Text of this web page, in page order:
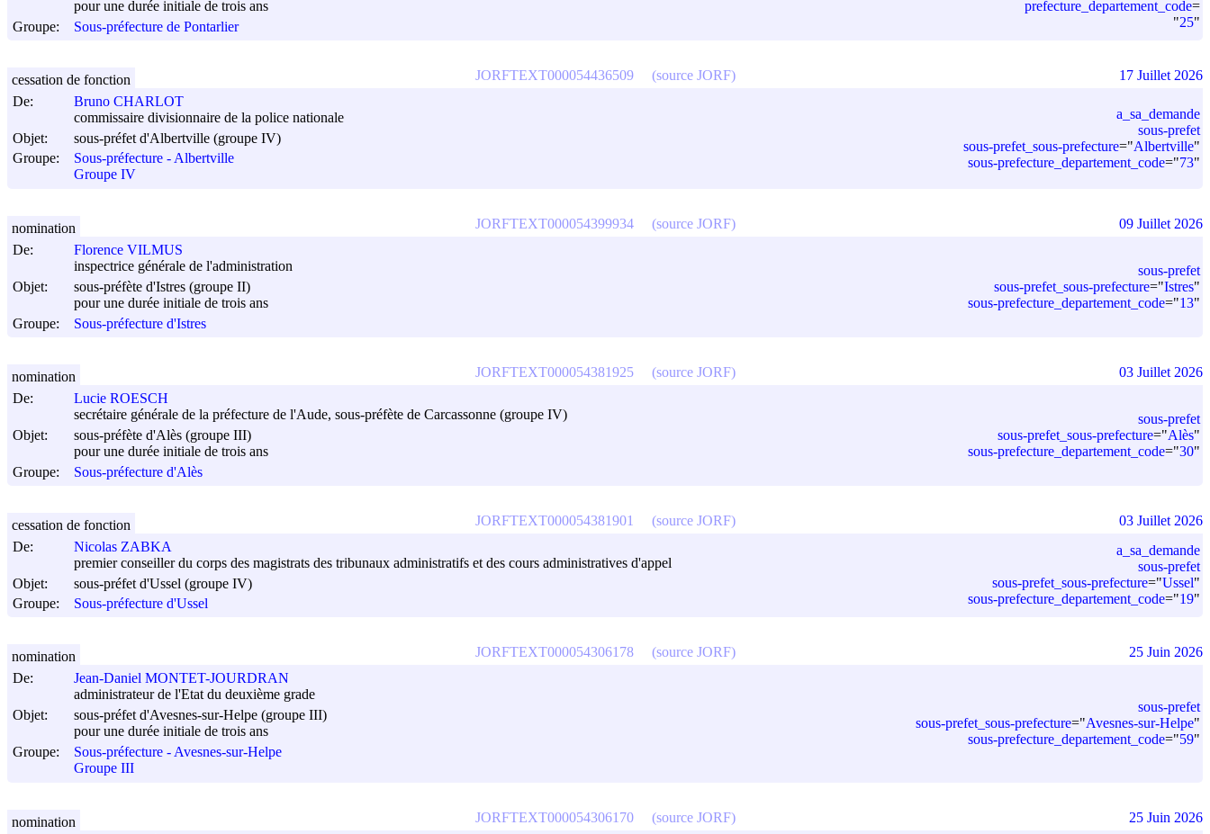
pour une durée initiale de trois ans
Groupe:
Sous-préfecture de Pontarlier
prefecture_departement_code=
"25"
De:
Bruno CHARLOT
commissaire divisionnaire de la police nationale
Objet:
sous-préfet d'Albertville (groupe IV)
Groupe:
Sous-préfecture - Albertville
Groupe IV
a_sa_demande
sous-prefet
sous-prefet_sous-prefecture="Albertville"
sous-prefecture_departement_code="73"
JORFTEXT000054436509 (source JORF)
cessation de fonction 17 Juillet 2026
De:
Florence VILMUS
inspectrice générale de l'administration
Objet:
sous-préfète d'Istres (groupe II)
pour une durée initiale de trois ans
Groupe:
Sous-préfecture d'Istres
sous-prefet
sous-prefet_sous-prefecture="Istres"
sous-prefecture_departement_code="13"
JORFTEXT000054399934 (source JORF)
nomination 09 Juillet 2026
De:
Lucie ROESCH
secrétaire générale de la préfecture de l'Aude, sous-préfète de Carcassonne (groupe IV)
Objet:
sous-préfète d'Alès (groupe III)
pour une durée initiale de trois ans
Groupe:
Sous-préfecture d'Alès
sous-prefet
sous-prefet_sous-prefecture="Alès"
sous-prefecture_departement_code="30"
JORFTEXT000054381925 (source JORF)
nomination 03 Juillet 2026
De:
Nicolas ZABKA
premier conseiller du corps des magistrats des tribunaux administratifs et des cours administratives d'appel
Objet:
sous-préfet d'Ussel (groupe IV)
Groupe:
Sous-préfecture d'Ussel
a_sa_demande
sous-prefet
sous-prefet_sous-prefecture="Ussel"
sous-prefecture_departement_code="19"
JORFTEXT000054381901 (source JORF)
cessation de fonction 03 Juillet 2026
De:
Jean-Daniel MONTET-JOURDRAN
administrateur de l'Etat du deuxième grade
Objet:
sous-préfet d'Avesnes-sur-Helpe (groupe III)
pour une durée initiale de trois ans
Groupe:
Sous-préfecture - Avesnes-sur-Helpe
Groupe III
sous-prefet
sous-prefet_sous-prefecture="Avesnes-sur-Helpe"
sous-prefecture_departement_code="59"
JORFTEXT000054306178 (source JORF)
nomination 25 Juin 2026
JORFTEXT000054306170 (source JORF)
nomination 25 Juin 2026